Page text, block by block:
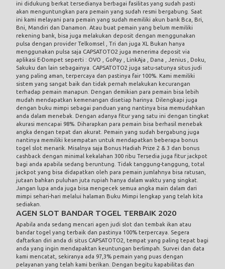
ini didukung berkat tersedianya berbagai fasilitas yang sudah pasti
akan menguntungkan para pemain yang sudah resmi bergabung. Saat
ini kami melayani para pemain yang sudah memiliki akun bank Bca, Bri,
Bni, Mandiri dan Danamon. Atau buat pemain yang belum memiliki
rekening bank, bisa juga melakukan deposit dengan menggunakan
pulsa dengan provider Telkomsel , Tri dan juga XL Bukan hanya
menggunakan pulsa saja CAPSATOTO2 juga menerima deposit via
aplikasi E-Dompet seperti : OVO , GoPay , LinkAja , Dana , Jenius , Doku,
Sakuku dan lain sebagainya. CAPSATOTO2 juga satu-satunya situs judi
yang paling aman, terpercaya dan pastinya fair 100%. Kami memiliki
sistem yang sangat baik dan tidak pernah melakukan kecurangan
terhadap pemain manapun. Dengan demikian para pemain bisa lebih
mudah mendapatkan kemenangan disetiap harinya. Dilengkapi juga
dengan buku mimpi sebagai panduan yang nantinya bisa memudahkan
anda dalam menebak. Dengan adanya fitur yang satu ini dengan tingkat
akurasi mencapai 98%. Diharapkan para pemain bisa berhasil menebak
angka dengan tepat dan akurat. Pemain yang sudah bergabung juga
nantinya memiliki kesempatan untuk mendapatkan beberapa bonus
togel slot menarik. Misalnya saja Bonus Hadiah Prize 2 & 3 dan bonus
cashback dengan minimal kekalahan 300 ribu Tersedia juga fitur jackpot
bagi anda apabila sedang beruntung. Tidak tanggung-tanggung, total
jackpot yang bisa didapatkan oleh para pemain jumlahnya bisa ratusan,
jutaan bahkan puluhan juta rupiah hanya dalam waktu yang singkat.
Jangan lupa anda juga bisa mengecek semua angka main dalam dari
mimpi sehari-hari melalui halaman Buku Mimpi lengkap yang telah kita
sediakan.
AGEN SLOT BANDAR TOGEL TERBAIK 2020
Apabila anda sedang mencari agen judi slot dan tembak ikan atau
bandar togel yang terbaik dan pastinya 100% terpercaya. Segera
daftarkan diri anda di situs CAPSATOTO2, tempat yang paling tepat bagi
anda yang ingin mendapaktan keuntungan berlimpah. Survei dan data
kami mencatat, sekiranya ada 97,3% pemain yang puas dengan
pelayanan yang telah kami berikan. Dengan begitu kapabilitas dan